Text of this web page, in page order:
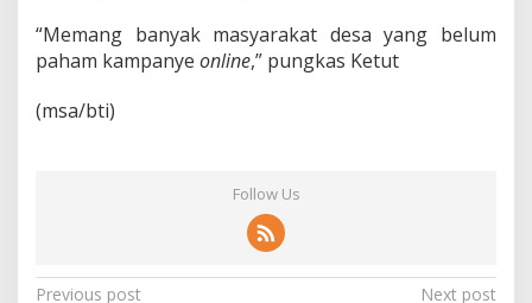
“Memang banyak masyarakat desa yang belum
paham kampanye online,” pungkas Ketut
(msa/bti)
Follow Us
Previous post
Next post